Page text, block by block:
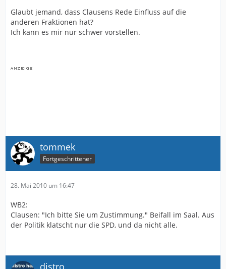
Glaubt jemand, dass Clausens Rede Einfluss auf die
anderen Fraktionen hat?
Ich kann es mir nur schwer vorstellen.
tommek
Fortgeschrittener
28. Mai 2010 um 16:47
WB2:
Clausen: "Ich bitte Sie um Zustimmung." Beifall im Saal. Aus
der Politik klatscht nur die SPD, und da nicht alle.
distro